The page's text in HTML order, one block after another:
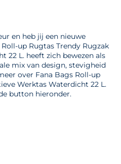
en heb jij een nieuwe
up Rugtas Trendy Rugzak
22 L. heeft zich bewezen als
mix van design, stevigheid
over Fana Bags Roll-up
Werktas Waterdicht 22 L.
button hieronder.